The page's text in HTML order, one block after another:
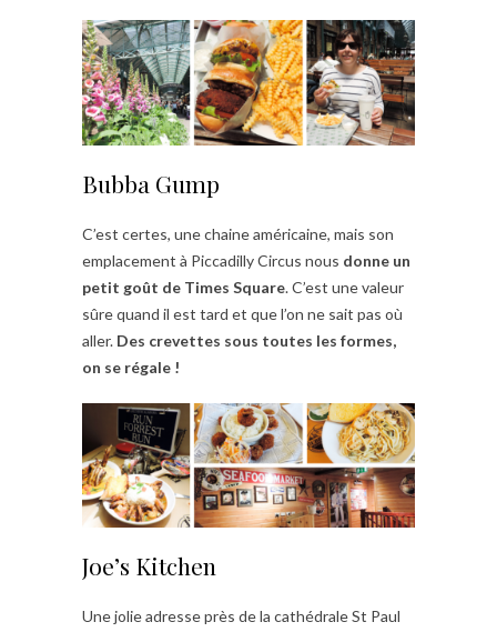
Bubba Gump
C’est certes, une chaine américaine, mais son
emplacement à Piccadilly Circus nous donne un
petit goût de Times Square. C’est une valeur
sûre quand il est tard et que l’on ne sait pas où
aller. Des crevettes sous toutes les formes,
on se régale !
Joe’s Kitchen
Une jolie adresse près de la cathédrale St Paul